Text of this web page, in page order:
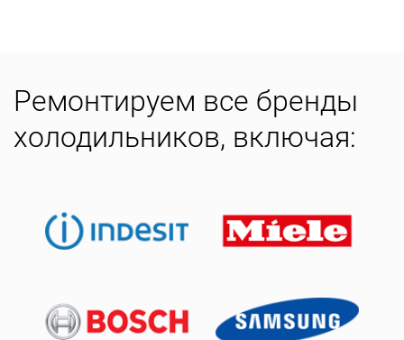
Ремонтируем все бренды
холодильников, включая: